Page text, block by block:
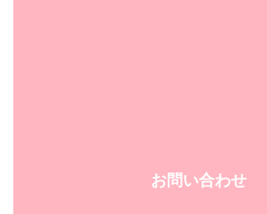
お問い合わせ